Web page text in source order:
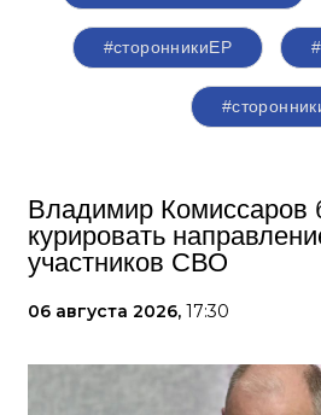
#сторонникиЕР
Владимир Комиссаров
курировать
участников СВО
06 августа 2026, 17:30